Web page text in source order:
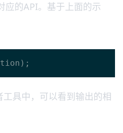
应的API。基于上面的示
具中，可以看到输出的相